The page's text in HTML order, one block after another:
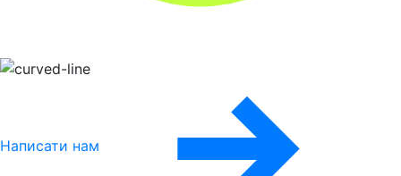
Написати нам